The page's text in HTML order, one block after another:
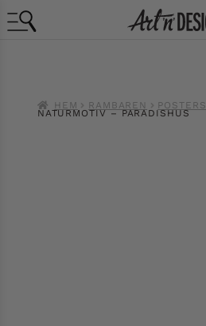
HEM RAMBAREN POSTERS
NATURMOTIV – PARADISHUS